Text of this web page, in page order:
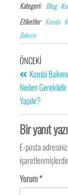
Kategori: Blog
Etiketler Kombi
Bakımı
ÖNCEKI
Kombi
Neden Gereklidir
Yapılır?
Bir yanıt
E-posta
işaretlenmişlerdir
Yorum*